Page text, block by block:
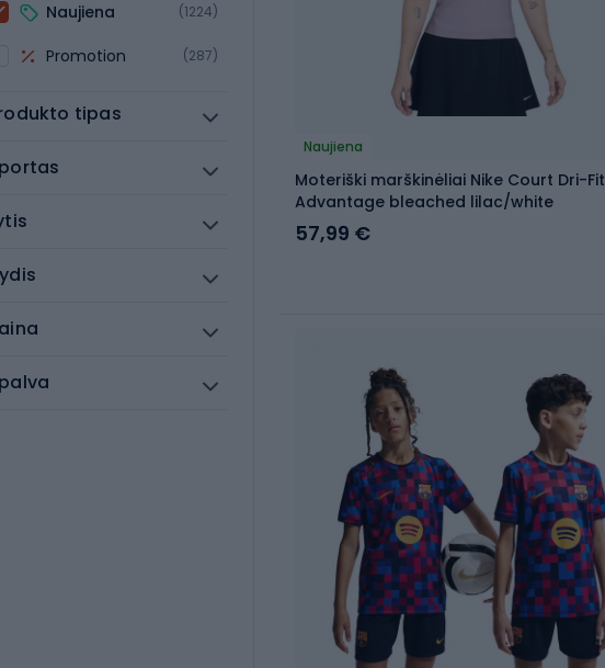
Naujiena (1224)
Promotion (287)
tipas
Naujiena
Moteriški marškinėliai Nike Court Dri-Fit
Advantage bleached lilac/white
57,99 €